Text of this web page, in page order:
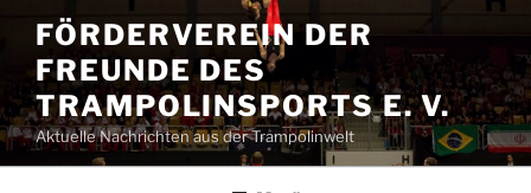
Inhalt
springen
FÖRDERVEREIN DER
FREUNDE DES
TRAMPOLINSPORTS E. V.
Aktuelle Nachrichten aus der Trampolinwelt